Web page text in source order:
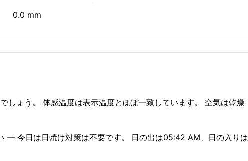
0.0 mm
しょう。 体感温度は表示温度とほぼ一致しています。 空気は乾燥
— 今日は日焼け対策は不要です。 日の出は05:42 AM、日の入りは